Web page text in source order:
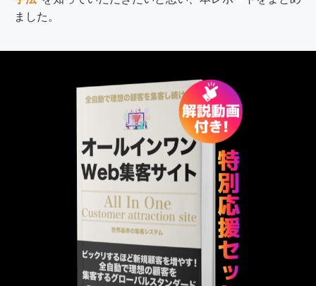
ました。